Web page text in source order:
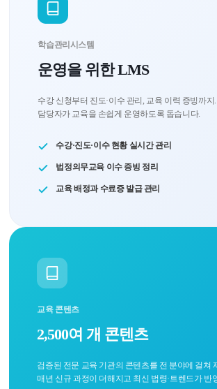
학습관리시스템
운영을 위한 LMS
수강 신청부터 진도·이수 관리, 교육 이력 증빙까지.
담당자가 교육을 손쉽게 운영하도록 돕습니다.
수강·진도·이수 현황 실시간 관리
법정의무교육 이수 증빙 정리
교육 배정과 수료증 발급 관리
교육 콘텐츠
2,500여 개 콘텐츠
검증된 전문 교육 기관의 콘텐츠를 전 분야에 걸쳐
매년 신규 과정이 더해지고 최신 법령·트렌드가 반